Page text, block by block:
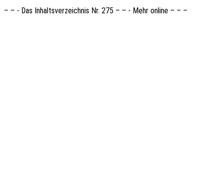
– – - Das Inhalts­ver­zeich­nis Nr. 275 – – - Mehr online – – –